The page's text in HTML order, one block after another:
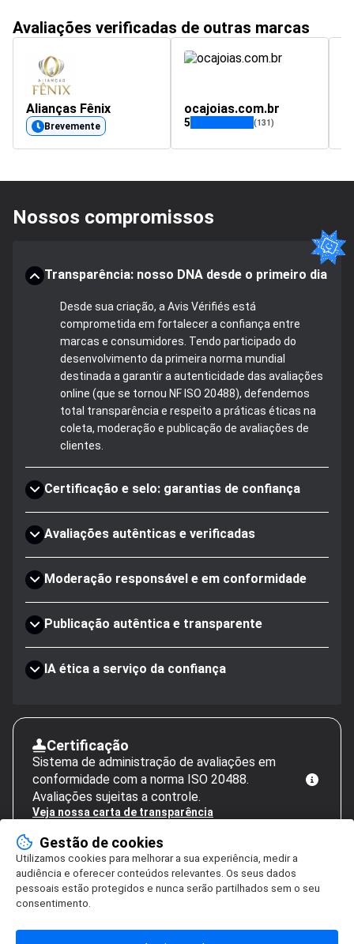
Avaliações verificadas de outras marcas
Alianças Fênix
Brevemente
ocajoias.com.br
5 (131)
Nossos compromissos
Transparência: nosso DNA desde o primeiro dia
Desde sua criação, a Avis Vérifiés está
comprometida em fortalecer a confiança entre
marcas e consumidores. Tendo participado do
desenvolvimento da primeira norma mundial
destinada a garantir a autenticidade das avaliações
online (que se tornou NF ISO 20488), defendemos
total transparência e respeito a práticas éticas na
coleta, moderação e publicação de avaliações de
clientes.
Certificação e selo: garantias de confiança
Avaliações autênticas e verificadas
Moderação responsável e em conformidade
Publicação autêntica e transparente
IA ética a serviço da confiança
Certificação
Sistema de administração de avaliações em
conformidade com a norma ISO 20488.
Avaliações sujeitas a controle.
Veja nossa carta de transparência
Gestão de cookies
Utilizamos cookies para melhorar a sua experiência, medir a
audiência e oferecer conteúdos relevantes. Os seus dados
pessoais estão protegidos e nunca serão partilhados sem o seu
consentimento.